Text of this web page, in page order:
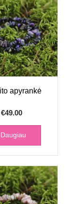
apyrankė
€49.00
Daugiau